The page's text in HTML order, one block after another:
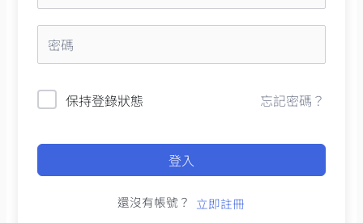
保持登錄狀態 忘記密碼？
登入
還沒有帳號？ 立即註冊